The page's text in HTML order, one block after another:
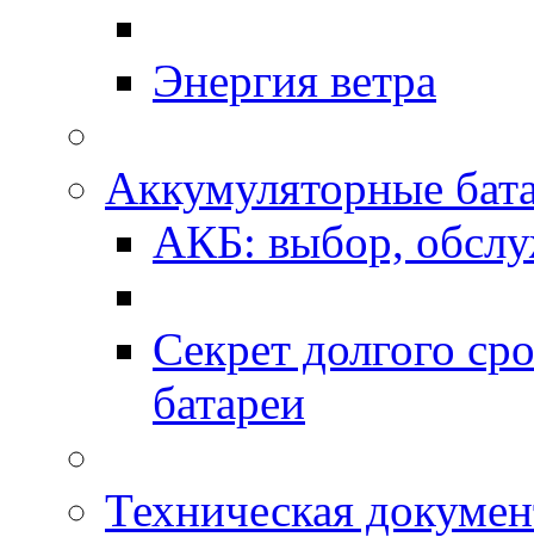
Энергия ветра
Аккумуляторные
АКБ: выбор,
Секрет долгого
батареи
Техническая